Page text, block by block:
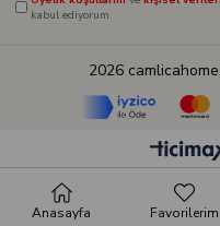
kabul ediyorum.
2026
Anasayfa Favorilerim